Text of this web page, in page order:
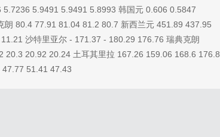
5.9491 5.9491 5.8993 韩国元 0.606 0.5847
80.4 77.91 81.04 81.2 80.7 新西兰元 451.89 437.95
沙特里亚尔 - 171.37 - 180.29 176.76 瑞典克朗
20.92 20.24 土耳其里拉 167.26 159.06 168.6 176.8
51.41 47.43